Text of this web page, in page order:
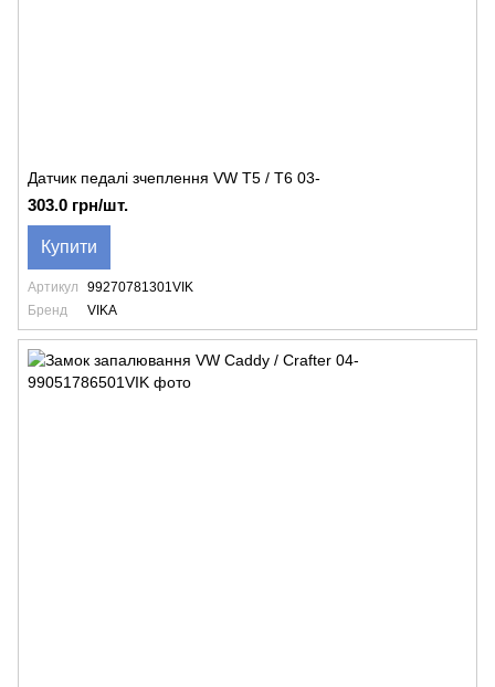
Датчик педалі зчеплення VW T5 / T6 03-
303.0 грн/шт.
Купити
Артикул
99270781301VIK
Бренд
VIKA